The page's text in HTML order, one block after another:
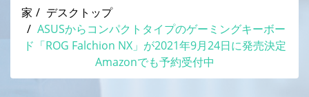
家
デスクトップ
ASUSからコンパクトタイプのゲーミングキーボー
ド「ROG Falchion NX」が2021年9月24日に発売決定
Amazonでも予約受付中